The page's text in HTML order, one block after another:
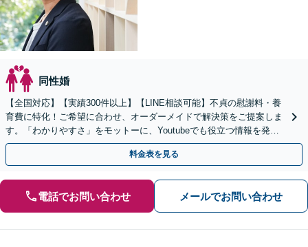
同性婚
【全国対応】【実績300件以上】【LINE相談可能】不貞の慰謝料・養
育費に特化！ご希望に合わせ、オーダーメイドで解決策をご提案しま
す。「わかりやすさ」をモットーに、Youtubeでも役立つ情報を発信
中【初回相談無料】【土日対応可】
料金表を見る
電話でお問い合わせ メールでお問い合わせ